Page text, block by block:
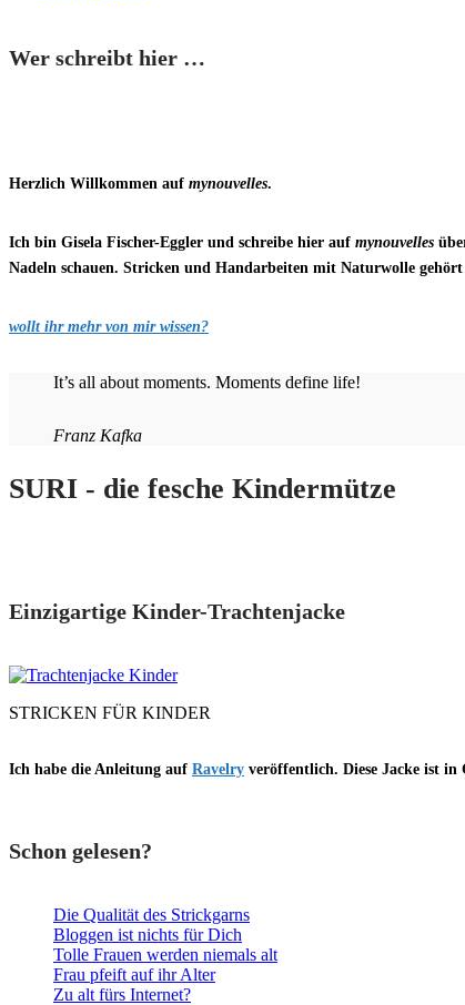
Wer schreibt hier …
Herzlich Willkommen auf mynouvelles.
Ich bin Gisela Fischer-Eggler und schreibe hier auf mynouvelles
Nadeln schauen. Stricken und Handarbeiten mit Naturwolle
wollt ihr mehr von mir wissen?
It’s all about moments. Moments define life!
Franz Kafka
SURI - die fesche Kindermütze
Einzigartige Kinder-Trachtenjacke
STRICKEN FÜR KINDER
Ich habe die Anleitung auf Ravelry veröffentlich. Diese Jacke ist in
Schon gelesen?
Die Qualität des Strickgarns
Bloggen ist nichts für Dich
Tolle Frauen werden niemals alt
Frau pfeift auf ihr Alter
Zu alt fürs Internet?